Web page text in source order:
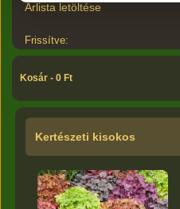
Árlista letöltése
Frissítve:
Kosár - 0 Ft
Kertészeti kisokos